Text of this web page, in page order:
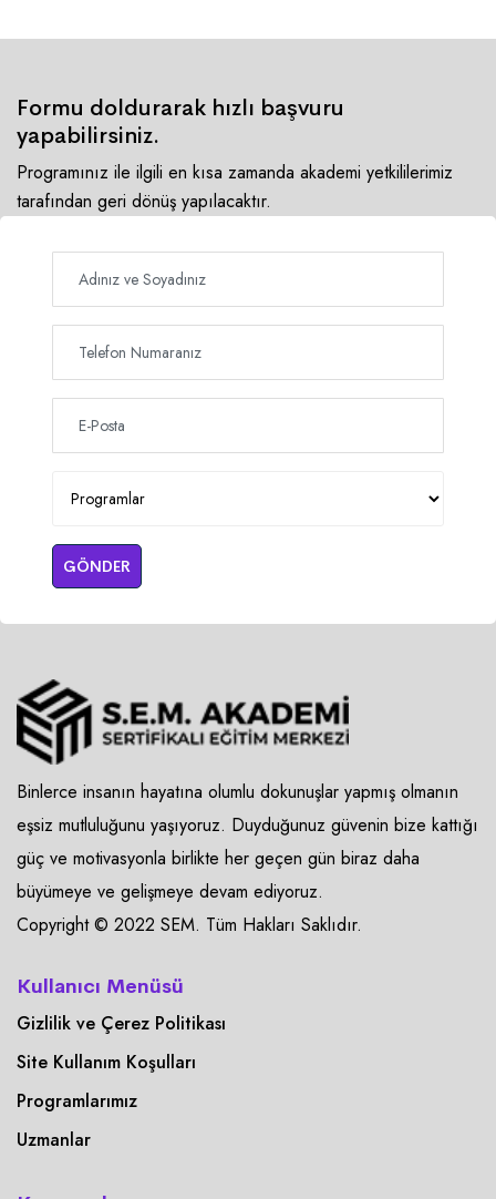
Formu doldurarak hızlı başvuru
yapabilirsiniz.
Programınız ile ilgili en kısa zamanda akademi yetkililerimiz
tarafından geri dönüş yapılacaktır.
GÖNDER
Binlerce insanın hayatına olumlu dokunuşlar yapmış olmanın
eşsiz mutluluğunu yaşıyoruz. Duyduğunuz güvenin bize kattığı
güç ve motivasyonla birlikte her geçen gün biraz daha
büyümeye ve gelişmeye devam ediyoruz.
Copyright © 2022 SEM. Tüm Hakları Saklıdır.
Kullanıcı Menüsü
Gizlilik ve Çerez Politikası
Site Kullanım Koşulları
Programlarımız
Uzmanlar